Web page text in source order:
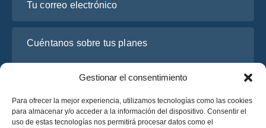
Gestionar el consentimiento
Para ofrecer la mejor experiencia, utilizamos tecnologías como las cookies
para almacenar y/o acceder a la información del dispositivo. Consentir el
uso de estas tecnologías nos permitirá procesar datos como el